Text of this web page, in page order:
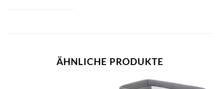
ÄHNLICHE PRODUKTE